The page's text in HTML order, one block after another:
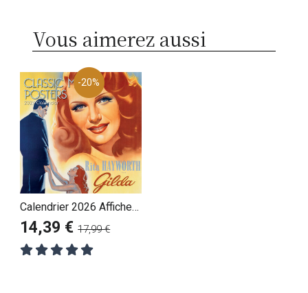
Vous aimerez aussi
-20%
Calendrier 2026 Affiches
Films Cultes Rétro
Vintage
14,39 € 17,99 €